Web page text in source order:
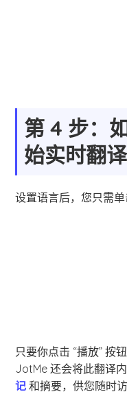
第 4 步：
始实时翻译
设置语言后，您只需单
只要你点击 “播放” 按
JotMe 还会将此翻译
记 和摘要，供您随时访